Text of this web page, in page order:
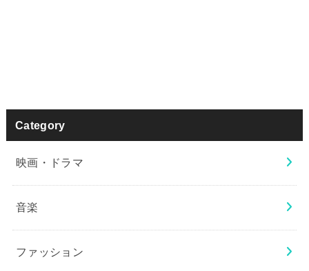
Category
映画・ドラマ
音楽
ファッション